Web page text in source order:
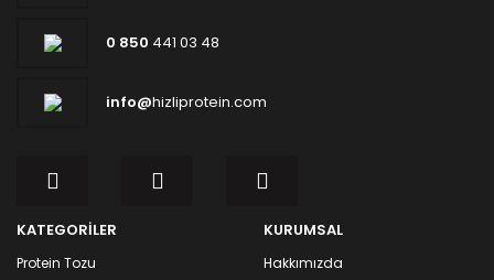
0 850 441 03 48
info@hizliprotein.com
KATEGORİLER
Protein Tozu
KURUMSAL
Hakkımızda